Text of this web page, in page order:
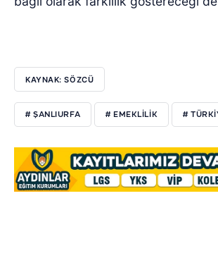
KAYNAK: SÖZCÜ
# ŞANLIURFA # EMEKLILIK #